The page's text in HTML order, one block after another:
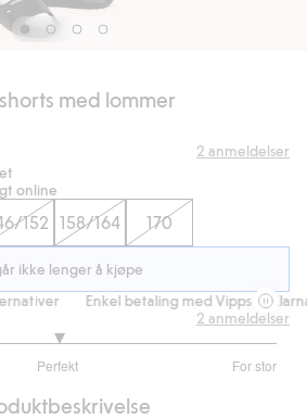
med lommer
2 anmeldelser
online
152 158/164 170
ikke lenger å kjøpe
Enkel betaling med Vipps & Klarna
Perfekt For stor
2 anmeldelser